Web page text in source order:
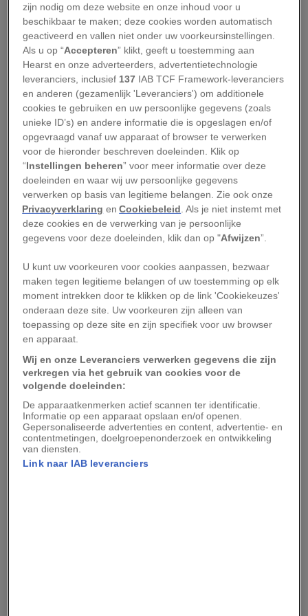
onderzoekers aan het
denken
Al tientallen jaren vinden archeologen Maya-
tanden waarin kleine stukjes jade, pyriet of
andere mineralen zijn verwerkt. Tot nu toe
gingen de meeste onderzoekers ervan uit dat
deze inleg vooral een rituele of esthetische
functie had. De versieringen zitten namelijk
meestal in de voortanden en waren daardoor
goed zichtbaar.
Een nieuwe studie,
gepubliceerd in hetJournal of
Archaeological Science: Reports, zet dat beeld nu
op losse schroeven. Wetenschappers
onderzochten een bijzondere kies met een jade-
inleg. Omdat deze zich achter in de mond
bevindt en nauwelijks zichtbaar was, leek het
minder waarschijnlijk dat deze steen om
decoratieve redenen was ingelegd.
Wil je niets missen?Volg National Geographic op
Google Discoveren voeg toe alsvoorkeursbron
om onze verhalen vaker te zien in je Google-feed!
zijn nodig om deze website en onze inhoud voor u
beschikbaar te maken; deze cookies worden automatisch
geactiveerd en vallen niet onder uw voorkeursinstellingen.
Als u op “Accepteren” klikt, geeft u toestemming aan
Hearst en onze adverteerders, advertentietechnologie
leveranciers, inclusief 137 IAB TCF Framework-leveranciers
en anderen (gezamenlijk 'Leveranciers') om additionele
cookies te gebruiken en uw persoonlijke gegevens (zoals
unieke ID’s) en andere informatie die is opgeslagen en/of
opgevraagd vanaf uw apparaat of browser te verwerken
voor de hieronder beschreven doeleinden. Klik op
“Instellingen beheren” voor meer informatie over deze
doeleinden en waar wij uw persoonlijke gegevens
verwerken op basis van legitieme belangen. Zie ook onze
Privacyverklaring enCookiebeleid . Als je niet instemt met
deze cookies en de verwerking van je persoonlijke
gegevens voor deze doeleinden, klik dan op "Afwijzen”.
U kunt uw voorkeuren voor cookies aanpassen, bezwaar
maken tegen legitieme belangen of uw toestemming op elk
moment intrekken door te klikken op de link 'Cookiekeuzes'
onderaan deze site. Uw voorkeuren zijn alleen van
toepassing op deze site en zijn specifiek voor uw browser
en apparaat.
Wij en onze Leveranciers verwerken gegevens die zijn
verkregen via het gebruik van cookies voor de
volgende doeleinden:
De apparaatkenmerken actief scannen ter identificatie.
Informatie op een apparaat opslaan en/of openen.
Gepersonaliseerde advertenties en content, advertentie- en
contentmetingen, doelgroepenonderzoek en ontwikkeling
van diensten.
Link naar IAB leveranciers